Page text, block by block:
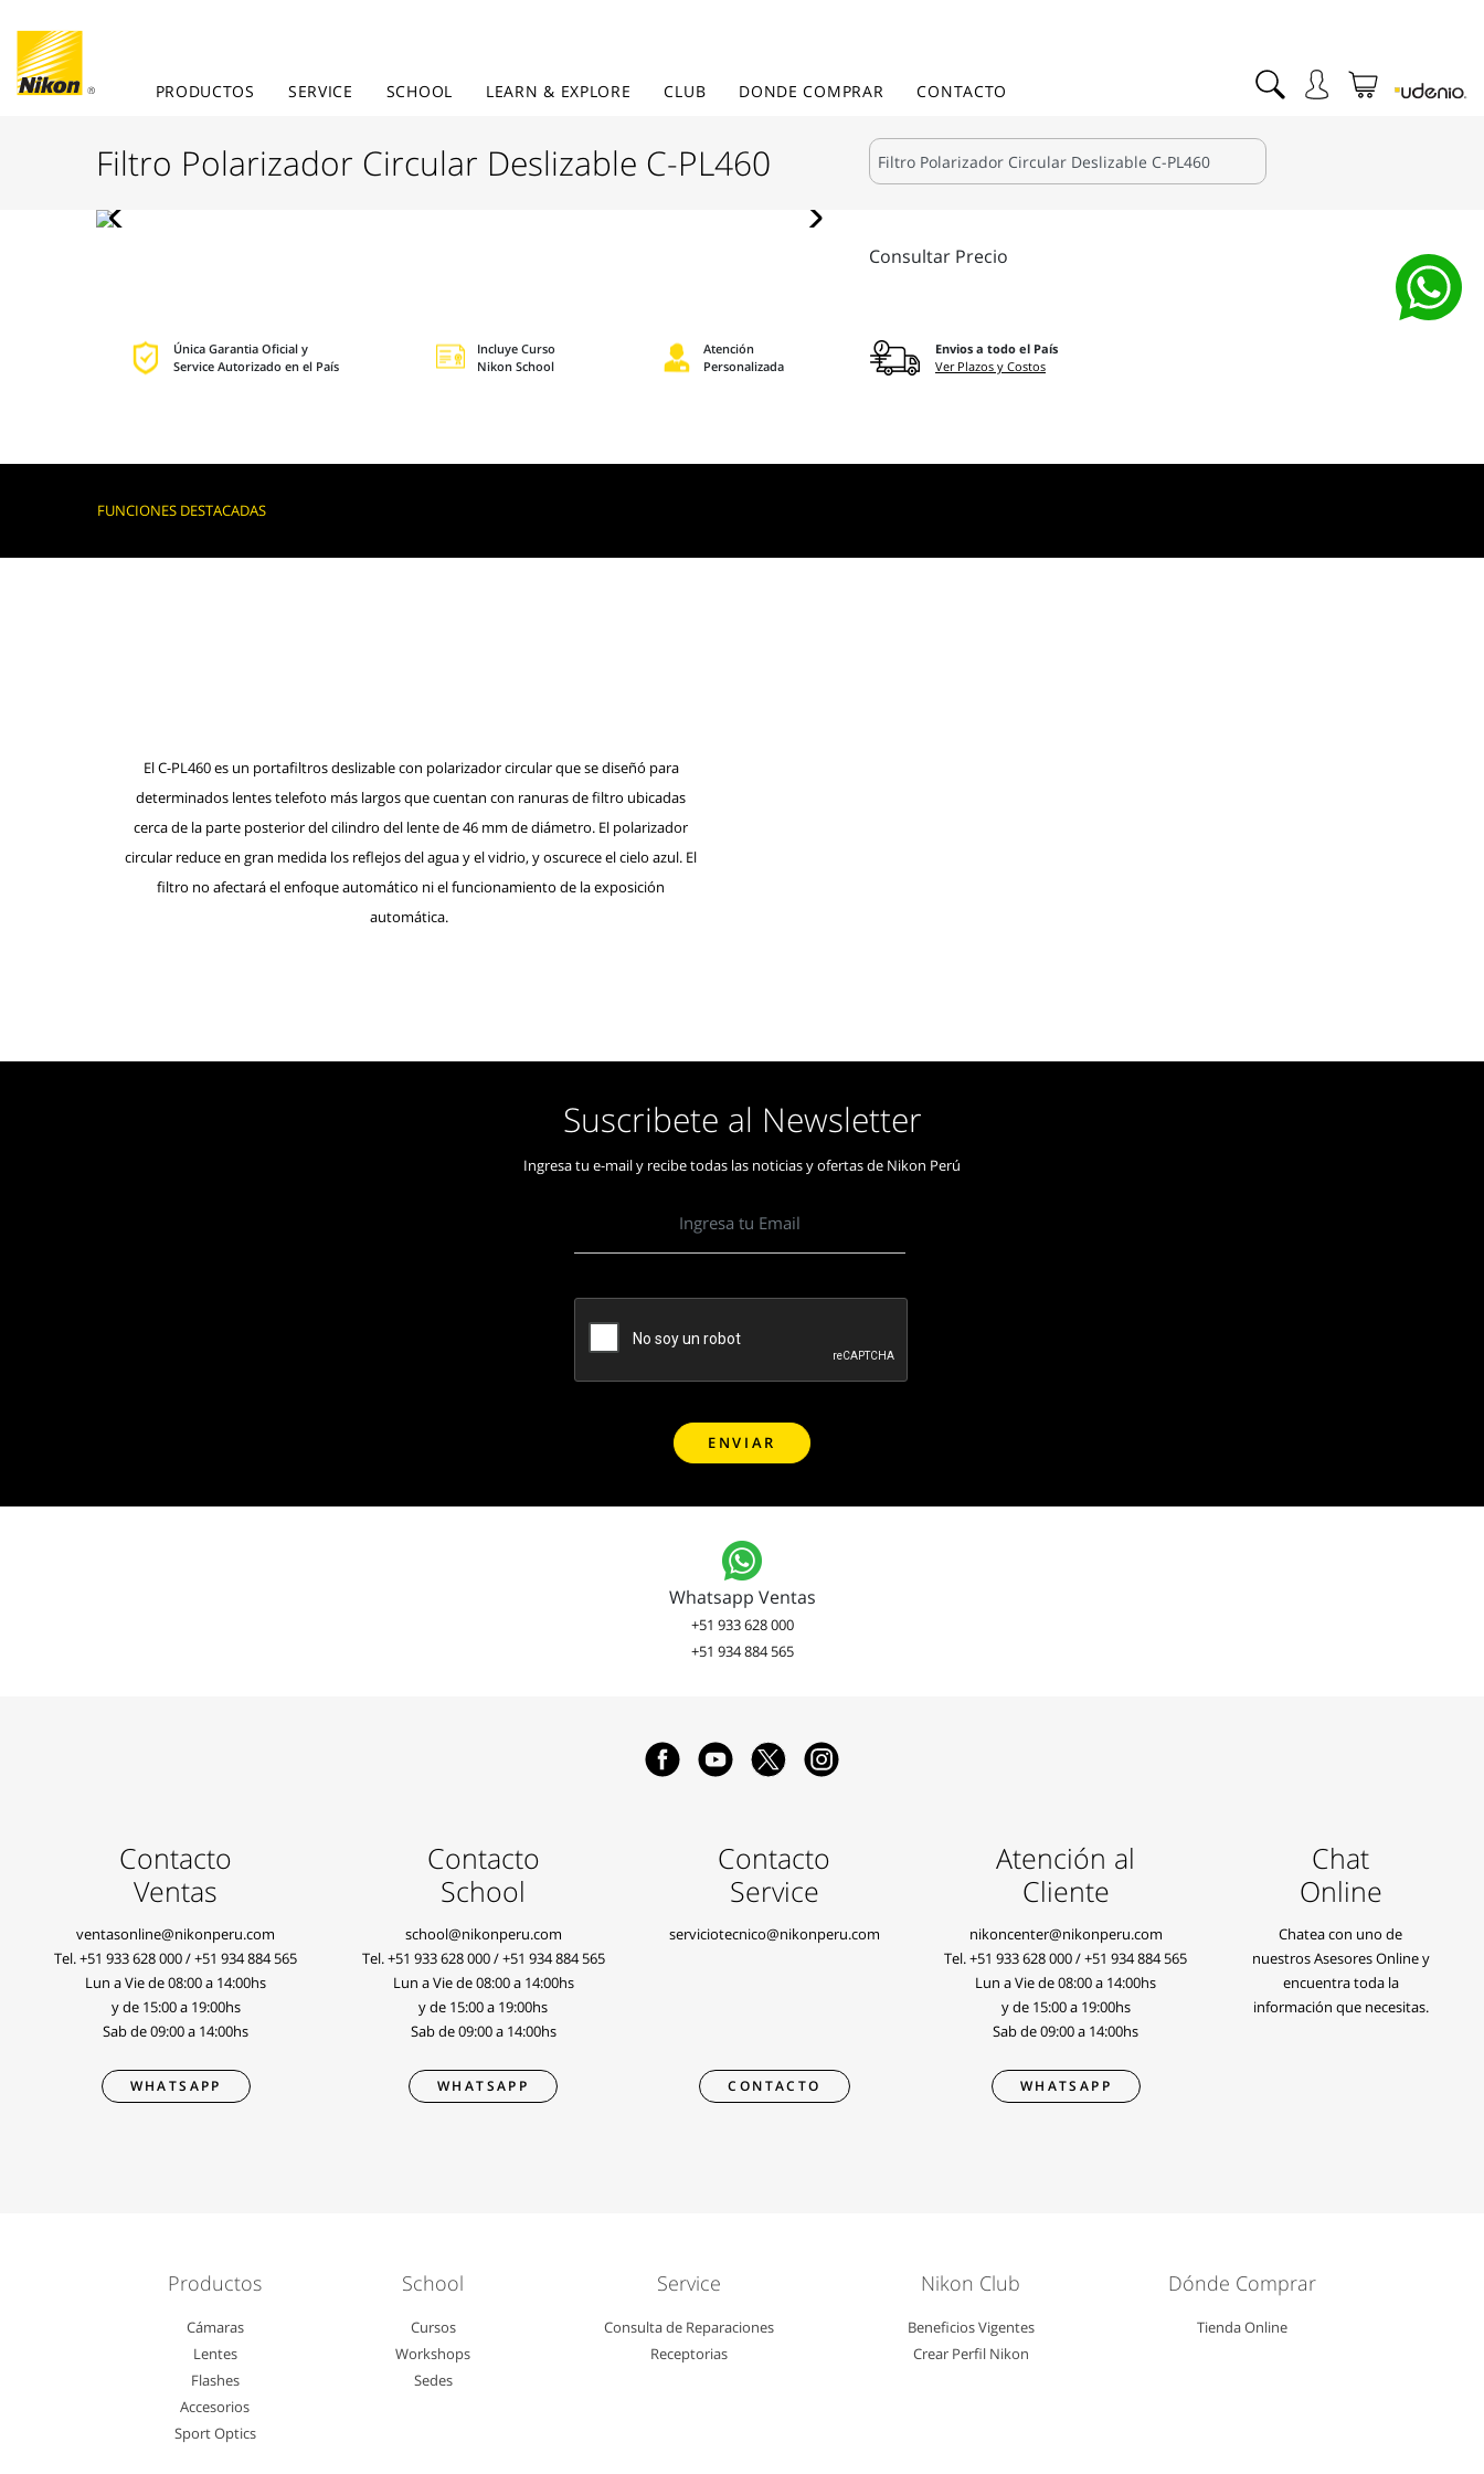
PRODUCTOS SERVICE SCHOOL LEARN & EXPLORE CLUB DONDE COMPRAR CONTACTO
Filtro Polarizador Circular Deslizable C-PL460
Consultar Precio
Única Garantia Oficial y
Service Autorizado en el País
Incluye Curso
Nikon School
Atención
Personalizada
Envios a todo el País
Ver Plazos y Costos
FUNCIONES DESTACADAS
El C-PL460 es un portafiltros deslizable con polarizador circular que se diseñó para
determinados lentes telefoto más largos que cuentan con ranuras de filtro ubicadas
cerca de la parte posterior del cilindro del lente de 46 mm de diámetro. El polarizador
circular reduce en gran medida los reflejos del agua y el vidrio, y oscurece el cielo azul. El
filtro no afectará el enfoque automático ni el funcionamiento de la exposición
automática.
Suscribete al Newsletter
Ingresa tu e-mail y recibe todas las noticias y ofertas de Nikon Perú
Whatsapp Ventas
+51 933 628 000
+51 934 884 565
Contacto
Ventas
ventasonline@nikonperu.com
Tel.+51 933 628 000/+51 934 884 565
Lun a Vie de 08:00 a 14:00hs
y de 15:00 a 19:00hs
Sab de 09:00 a 14:00hs
WHATSAPP
Contacto
School
school@nikonperu.com
Tel.+51 933 628 000/+51 934 884 565
Lun a Vie de 08:00 a 14:00hs
y de 15:00 a 19:00hs
Sab de 09:00 a 14:00hs
WHATSAPP
Contacto
Service
serviciotecnico@nikonperu.com
CONTACTO
Atención al
Cliente
nikoncenter@nikonperu.com
Tel.+51 933 628 000/+51 934 884 565
Lun a Vie de 08:00 a 14:00hs
y de 15:00 a 19:00hs
Sab de 09:00 a 14:00hs
WHATSAPP
Chat
Online
Chatea con uno de
nuestros Asesores Online y
encuentra toda la
información que necesitas.
Productos
Cámaras
Lentes
Flashes
Accesorios
Sport Optics
School
Cursos
Workshops
Sedes
Service
Consulta de Reparaciones
Receptorias
Nikon Club
Beneficios Vigentes
Crear Perfil Nikon
Dónde Comprar
Tienda Online